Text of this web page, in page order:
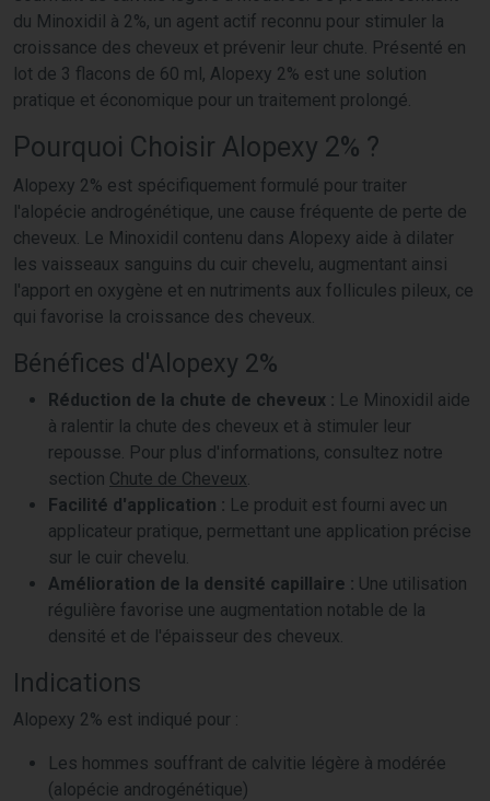
du Minoxidil à 2%, un agent actif reconnu pour stimuler la
croissance des cheveux et prévenir leur chute. Présenté en
lot de 3 flacons de 60 ml, Alopexy 2% est une solution
pratique et économique pour un traitement prolongé.
Pourquoi Choisir Alopexy 2% ?
Alopexy 2% est spécifiquement formulé pour traiter
l'alopécie androgénétique, une cause fréquente de perte de
cheveux. Le Minoxidil contenu dans Alopexy aide à dilater
les vaisseaux sanguins du cuir chevelu, augmentant ainsi
l'apport en oxygène et en nutriments aux follicules pileux, ce
qui favorise la croissance des cheveux.
Bénéfices d'Alopexy 2%
Réduction de la chute de cheveux : Le Minoxidil aide
à ralentir la chute des cheveux et à stimuler leur
repousse. Pour plus d'informations, consultez notre
section Chute de Cheveux
Facilité d'application : Le produit est fourni avec un
applicateur pratique, permettant une application précise
sur le cuir chevelu.
Amélioration de la densité capillaire : Une utilisation
régulière favorise une augmentation notable de la
densité et de l'épaisseur des cheveux.
Indications
Alopexy 2% est indiqué pour :
Les hommes souffrant de calvitie légère à modérée
(alopécie androgénétique)